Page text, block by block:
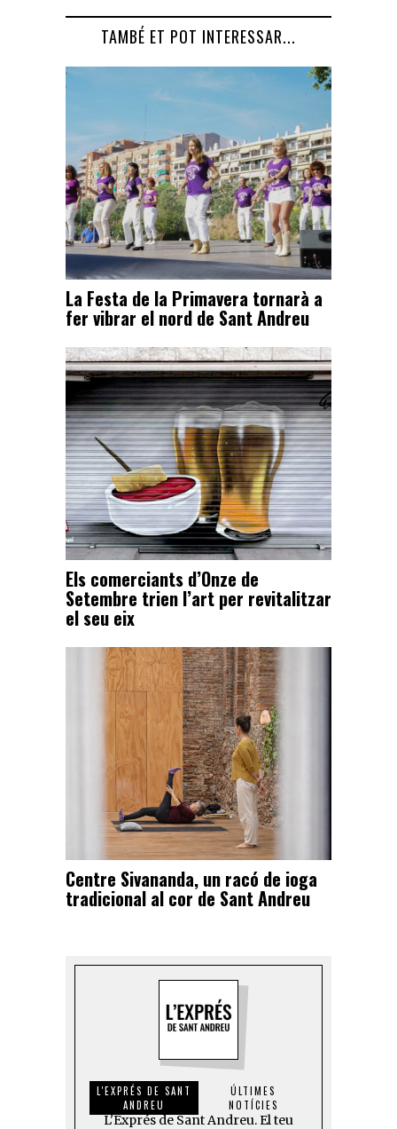
TAMBÉ ET POT INTERESSAR...
La Festa de la Primavera tornarà a
fer vibrar el nord de Sant Andreu
Els comerciants d’Onze de
Setembre trien l’art per revitalitzar
el seu eix
Centre Sivananda, un racó de ioga
tradicional al cor de Sant Andreu
L'EXPRÉS DE SANT
ANDREU
ÚLTIMES
NOTÍCIES
L'Exprés de Sant Andreu. El teu